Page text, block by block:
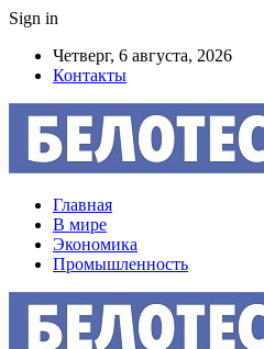
Sign in
Четверг, 6 августа, 2026
Контакты
Главная
В мире
Экономика
Промышленность